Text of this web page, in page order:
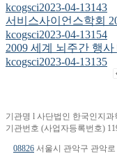
kcogsci2023-04-13143
서비스사이언스학회
kcogsci2023-04-13154
2009 세계 뇌주간 행사
kcogsci2023-04-13135
기관명 l 사단법인 한국인지
기관번호 (사업자등록번호)
08826 서울시 관악구 관악